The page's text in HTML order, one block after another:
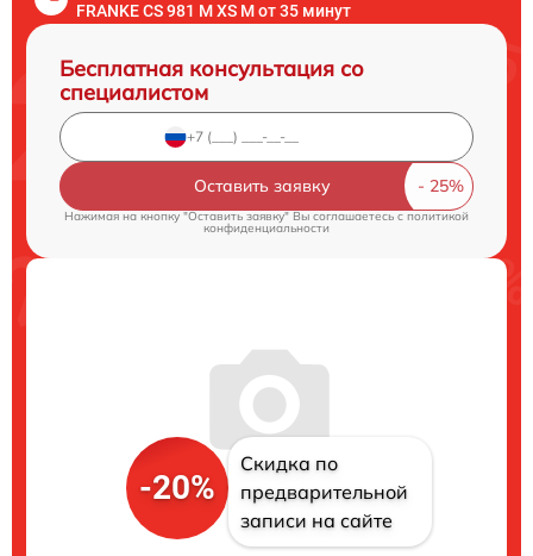
FRANKE CS 981 M XS M от 35 минут
Бесплатная консультация со
специалистом
Оставить заявку
Нажимая на кнопку "Оставить заявку" Вы соглашаетесь cполитикой
конфиденциальности
-20%
Скидка по
предварительной
записи на сайте